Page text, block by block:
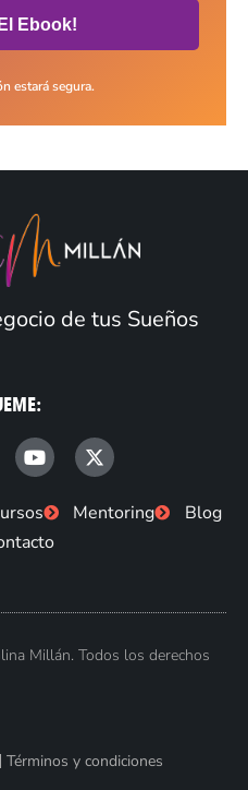
Ebook!
estará segura.
de tus Sueños
Y
o
u
t
u
b
X
-
t
w
i
Mentoring
Blog
Millán. Todos los derechos
Términos y condiciones